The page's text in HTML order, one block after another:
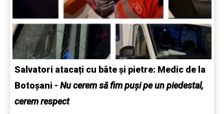
Salvatori atacați cu bâte și pietre: Medic de la
Botoșani - Nu cerem să fim puși pe un piedestal,
cerem respect